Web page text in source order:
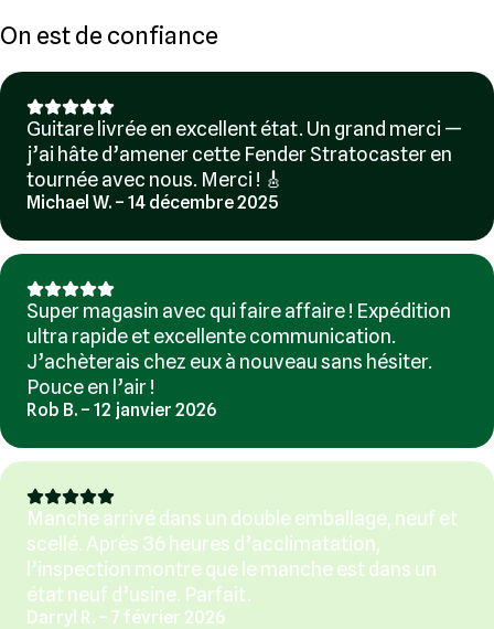
On est de confiance
Guitare livrée en excellent état. Un grand merci —
j’ai hâte d’amener cette Fender Stratocaster en
tournée avec nous. Merci ! 🎸
Michael W. – 14 décembre 2025
Super magasin avec qui faire affaire ! Expédition
ultra rapide et excellente communication.
J’achèterais chez eux à nouveau sans hésiter.
Pouce en l’air !
Rob B. – 12 janvier 2026
Manche arrivé dans un double emballage, neuf et
scellé. Après 36 heures d’acclimatation,
l’inspection montre que le manche est dans un
état neuf d’usine. Parfait.
Darryl R. – 7 février 2026